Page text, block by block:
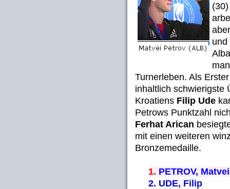
und
Turnerleben. Als
inhaltlich schwierigste
Kroatiens Filip Ude
Petrows Punktzahl
Ferhat Arican
mit einen weiteren
Bronzemedaille.
1. PETROV,
2. UDE, Filip